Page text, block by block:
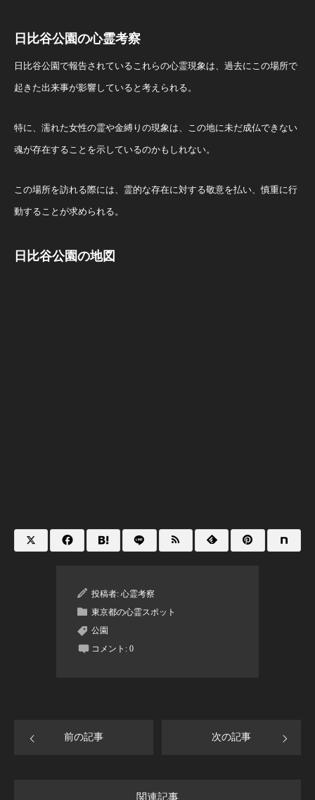
日比谷公園の心霊考察
日比谷公園で報告されているこれらの心霊現象は、過去にこの場所で
起きた出来事が影響していると考えられる。
特に、濡れた女性の霊や金縛りの現象は、この地に未だ成仏できない
魂が存在することを示しているのかもしれない。
この場所を訪れる際には、霊的な存在に対する敬意を払い、慎重に行
動することが求められる。
日比谷公園の地図
投稿者: 心霊考察
東京都の心霊スポット
公園
コメント: 0
前の記事 次の記事
関連記事